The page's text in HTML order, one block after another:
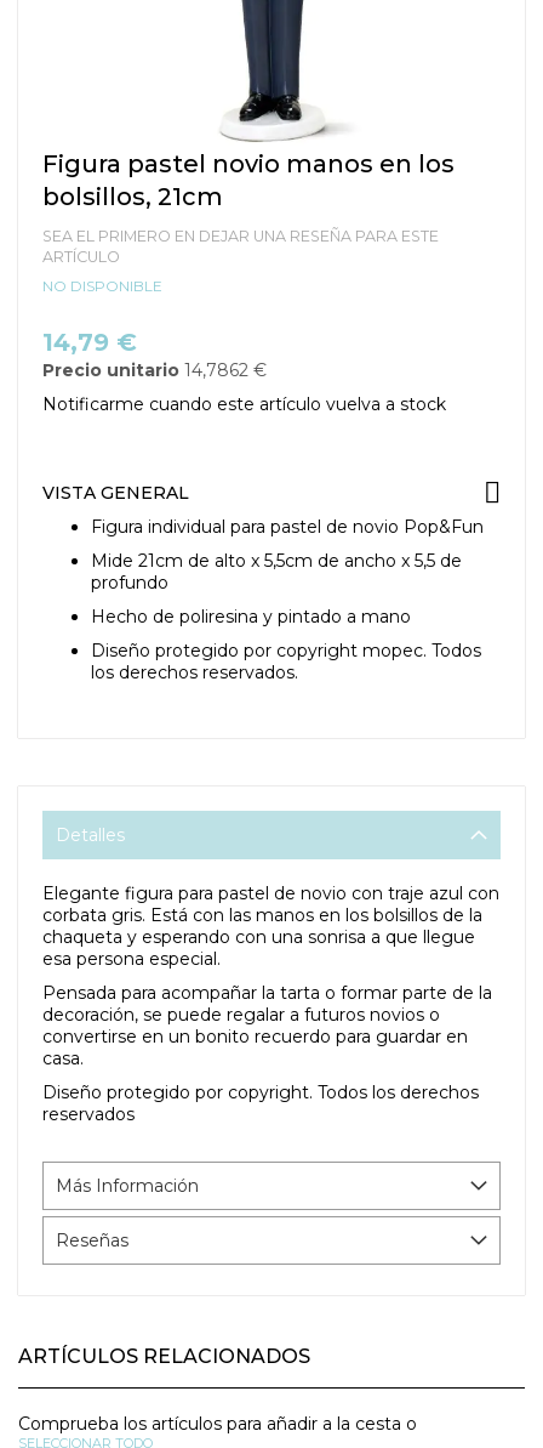
Saltar
al
comienzo
la
galería
de
Figura pastel novio manos en los
bolsillos, 21cm
SEA EL PRIMERO EN DEJAR UNA RESEÑA PARA ESTE
ARTÍCULO
NO DISPONIBLE
14,79 €
Precio unitario 14,7862 €
Notificarme cuando este artículo vuelva a stock
VISTA GENERAL
Figura individual para pastel de novio Pop&Fun
Mide 21cm de alto x 5,5cm de ancho x 5,5 de
profundo
Hecho de poliresina y pintado a mano
Diseño protegido por copyright mopec. Todos
los derechos reservados.
Detalles
Elegante figura para pastel de novio con traje azul con
corbata gris. Está con las manos en los bolsillos de la
chaqueta y esperando con una sonrisa a que llegue
esa persona especial.
Pensada para acompañar la tarta o formar parte de la
decoración, se puede regalar a futuros novios o
convertirse en un bonito recuerdo para guardar en
casa.
Diseño protegido por copyright. Todos los derechos
reservados
Más Información
Reseñas
ARTÍCULOS RELACIONADOS
Comprueba los artículos para añadir a la cesta o
SELECCIONAR TODO